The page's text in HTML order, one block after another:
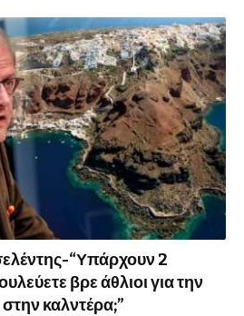
“Υπάρχουν 2
βρε άθλιοι για την
καλντέρα;”